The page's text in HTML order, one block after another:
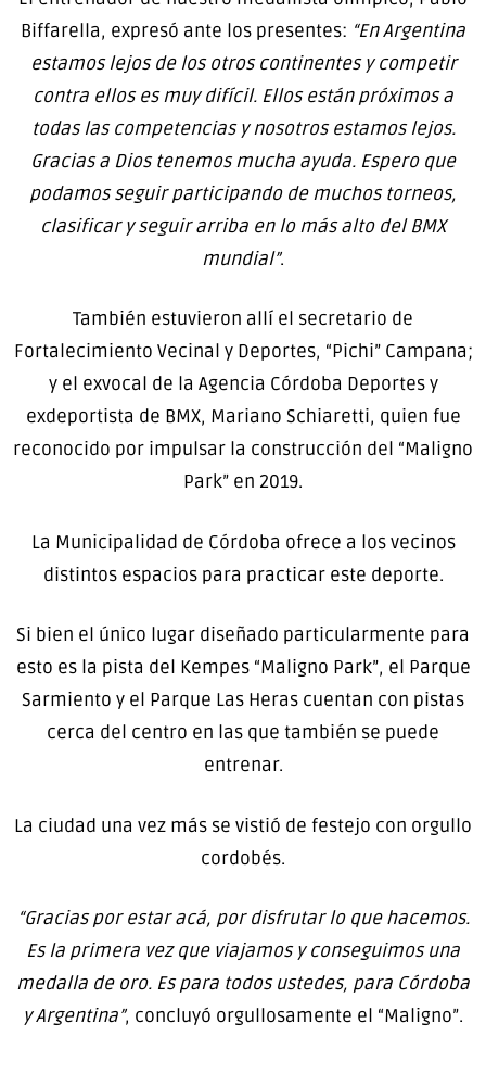
Biffarella, expresó ante los presentes: “En Argentina
estamos lejos de los otros continentes y competir
contra ellos es muy difícil. Ellos están próximos a
todas las competencias y nosotros estamos lejos.
Gracias a Dios tenemos mucha ayuda. Espero que
podamos seguir participando de muchos torneos,
clasificar y seguir arriba en lo más alto del BMX
mundial”.
También estuvieron allí el secretario de
Fortalecimiento Vecinal y Deportes, “Pichi” Campana;
y el exvocal de la Agencia Córdoba Deportes y
exdeportista de BMX, Mariano Schiaretti, quien fue
reconocido por impulsar la construcción del “Maligno
Park” en 2019.
La Municipalidad de Córdoba ofrece a los vecinos
distintos espacios para practicar este deporte.
Si bien el único lugar diseñado particularmente para
esto es la pista del Kempes “Maligno Park”, el Parque
Sarmiento y el Parque Las Heras cuentan con pistas
cerca del centro en las que también se puede
entrenar.
La ciudad una vez más se vistió de festejo con orgullo
cordobés.
“Gracias por estar acá, por disfrutar lo que hacemos.
Es la primera vez que viajamos y conseguimos una
medalla de oro. Es para todos ustedes, para Córdoba
y Argentina”, concluyó orgullosamente el “Maligno”.